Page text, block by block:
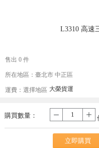
L3310 高速
售出 0 件
所在地區：臺北市 中正區
運費： 選擇地區 大榮貨運
購買數量：
-
立即購買